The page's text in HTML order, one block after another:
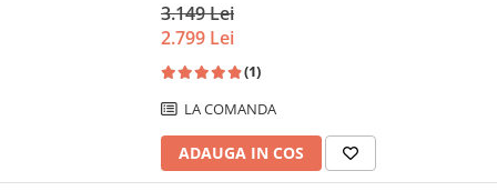
3.149 Lei
2.799 Lei
(1)
LA COMANDA
ADAUGA IN COS